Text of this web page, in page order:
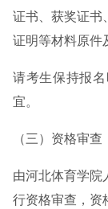
证书、获奖证书
证明等材料原件
请考生保持报
宜。
（三）资格审查
由河北体育学院
行资格审查，资